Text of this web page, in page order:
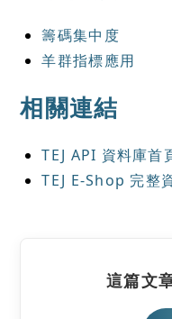
籌碼集中度
羊群指標應用
相關連結
TEJ API 資料庫首
TEJ E-Shop 完整
這篇文